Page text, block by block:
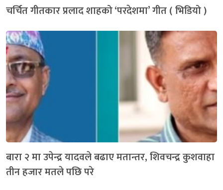
चर्चित गीतकार प्रलाद शाहको ‘परदेशमा’ गीत ( भिडियो )
बारा २ मा उपेन्द्र यादवले बढाए मतान्तर, शिवचन्द्र कुशवाहा
तीन हजार मतले पछि परे